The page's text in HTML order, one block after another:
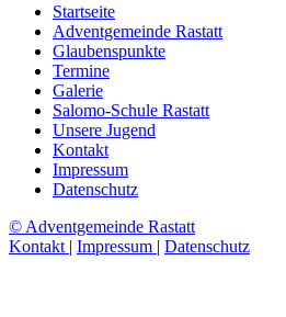
Startseite
Adventgemeinde Rastatt
Glaubenspunkte
Termine
Galerie
Salomo-Schule Rastatt
Unsere Jugend
Kontakt
Impressum
Datenschutz
© Adventgemeinde Rastatt
Kontakt | Impressum | Datenschutz